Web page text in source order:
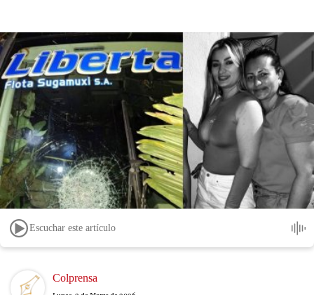
Escuchar este artículo
Image Colprensa